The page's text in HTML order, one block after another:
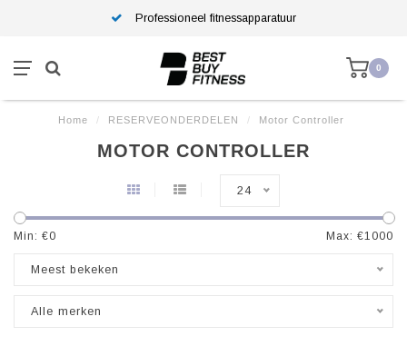
Professioneel fitnessapparatuur
0
Home / RESERVEONDERDELEN / Motor Controller
MOTOR CONTROLLER
24
Min: €0 Max: €1000
Meest bekeken
Alle merken